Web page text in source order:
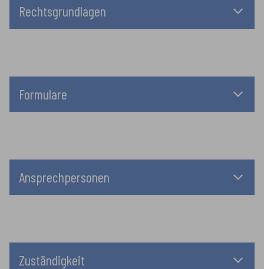
Rechtsgrundlagen
Formulare
Ansprechpersonen
Zuständigkeit